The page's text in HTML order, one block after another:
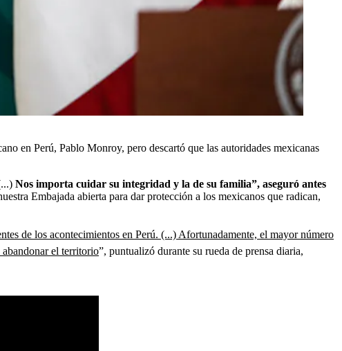
en Perú, Pablo Monroy, pero descartó que las autoridades mexicanas
Nos importa cuidar su integridad y la de su familia”, aseguró antes
Embajada abierta para dar protección a los mexicanos que radican,
de los acontecimientos en Perú. (...) Afortunadamente, el mayor número
abandonar el territorio”, puntualizó durante su rueda de prensa diaria,